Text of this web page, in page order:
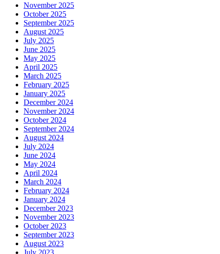
November 2025
October 2025
September 2025
August 2025
July 2025
June 2025
May 2025
April 2025
March 2025
February 2025
January 2025
December 2024
November 2024
October 2024
September 2024
August 2024
July 2024
June 2024
May 2024
April 2024
March 2024
February 2024
January 2024
December 2023
November 2023
October 2023
September 2023
August 2023
July 2023